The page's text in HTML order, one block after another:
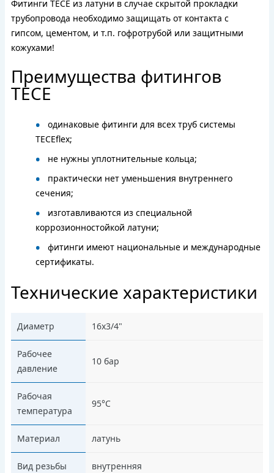
Фитинги TECE из латуни в случае скрытой прокладки
трубопровода необходимо защищать от контакта с
гипсом, цементом, и т.п. гофротрубой или защитными
кожухами!
Преимущества фитингов
TECE
одинаковые фитинги для всех труб системы
TECEflex;
не нужны уплотнительные кольца;
практически нет уменьшения внутреннего
сечения;
изготавливаются из специальной
коррозионностойкой латуни;
фитинги имеют национальные и международные
сертификаты.
Технические характеристики
Диаметр 16x3/4"
Рабочее
давление
10 бар
Рабочая
температура
95°C
Материал латунь
Вид резьбы внутренняя